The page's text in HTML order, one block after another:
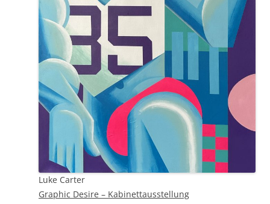
Luke Carter
Graphic Desire – Kabinettausstellung